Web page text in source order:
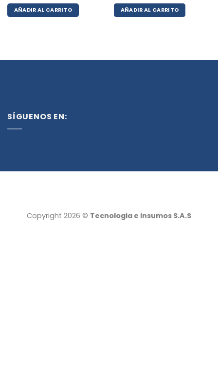
AÑADIR AL CARRITO AÑADIR AL CARRITO
SÍGUENOS EN:
Copyright 2026 © Tecnologia e insumos S.A.S